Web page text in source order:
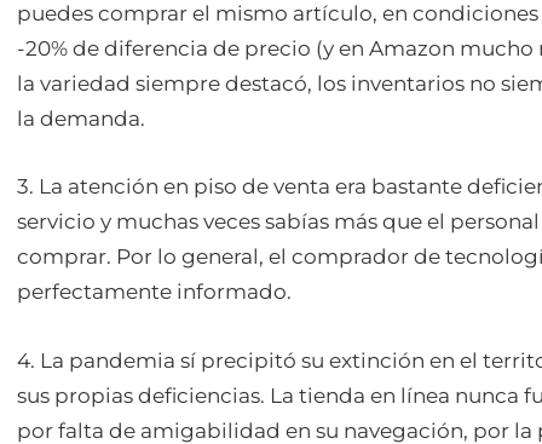
puedes comprar el mismo artículo, en
-20% de diferencia de precio (y en Amazon mucho
la variedad siempre destacó, los inventarios no
la demanda.
3. La atención en piso de venta era bastante
servicio y muchas veces sabías más que el
comprar. Por lo general, el comprador de
perfectamente informado.
4. La pandemia sí precipitó su extinción en el
sus propias deficiencias. La tienda en línea nunca
por falta de amigabilidad en su navegación, por la